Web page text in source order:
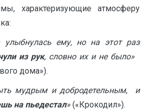
характеризующие атмосферу
улыбнулась ему, но на этот раз
из рук, словно их и не было»
дома»).
мудрым и добродетельным, и
на пьедестал» («Крокодил»).